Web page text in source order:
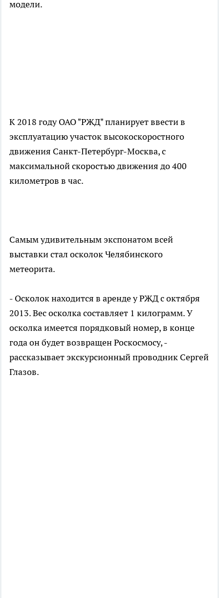
модели.
К 2018 году ОАО "РЖД" планирует ввести в
эксплуатацию участок высокоскоростного
движения Санкт-Петербург-Москва, с
максимальной скоростью движения до 400
километров в час.
Самым удивительным экспонатом всей
выставки стал осколок Челябинского
метеорита.
- Осколок находится в аренде у РЖД с октября
2013. Вес осколка составляет 1 килограмм. У
осколка имеется порядковый номер, в конце
года он будет возвращен Роскосмосу, -
рассказывает экскурсионный проводник Сергей
Глазов.